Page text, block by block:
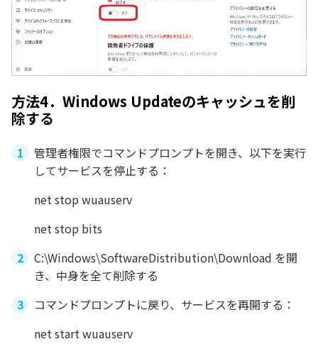
方法4．Windows Updateのキャッシュを削
除する
管理者権限でコマンドプロンプトを開き、以下を実行
してサービスを停止する：
net stop wuauserv
net stop bits
C:\Windows\SoftwareDistribution\Download を開
き、中身を全て削除する
コマンドプロンプトに戻り、サービスを再開する：
net start wuauserv